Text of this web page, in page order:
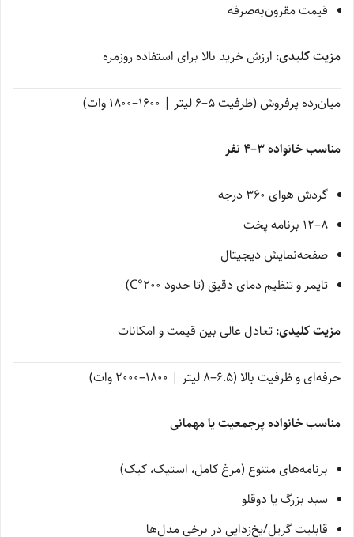
قیمت مقرون‌به‌صرفه
مزیت کلیدی: ارزش خرید بالا برای استفاده روزمره
میان‌رده پرفروش (ظرفیت 5–6 لیتر | 1600–1800 وات)
مناسب خانواده 3–4 نفر
گردش هوای 360 درجه
8–12 برنامه پخت
صفحه‌نمایش دیجیتال
تایمر و تنظیم دمای دقیق (تا حدود 200°C)
مزیت کلیدی: تعادل عالی بین قیمت و امکانات
حرفه‌ای و ظرفیت بالا (6.5–8 لیتر | 1800–2000 وات)
مناسب خانواده پرجمعیت یا مهمانی
برنامه‌های متنوع (مرغ کامل، استیک، کیک)
سبد بزرگ یا دوقلو
قابلیت گریل/یخ‌زدایی در برخی مدل‌ها